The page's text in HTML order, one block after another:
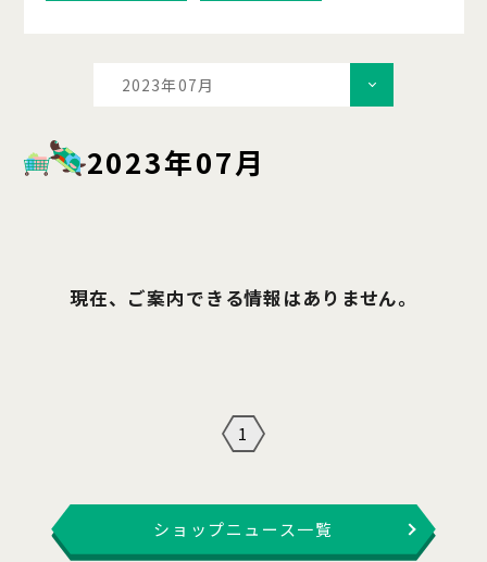
2023年07月
2023年07月
現在、ご案内できる情報はありません。
1
ショップニュース一覧